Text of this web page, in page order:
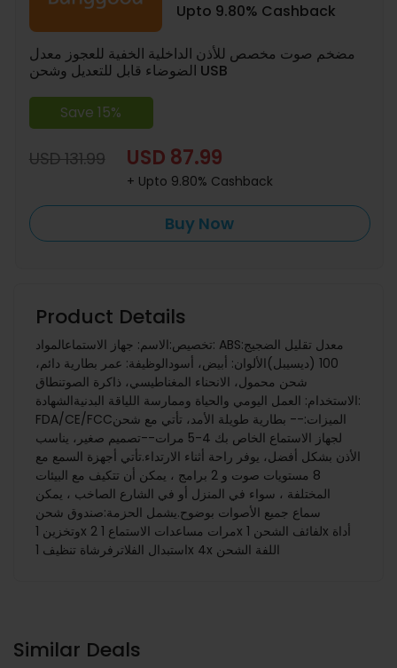
Upto 9.80% Cashback
مضخم صوت مخصص للأذن الداخلية الخفية للعجوز معدل
الضوضاء قابل للتعديل وشحن USB
Save 15%
USD 131.99 USD 87.99
+ Upto 9.80% Cashback
Buy Now
Product Details
تخصيص:الاسم: جهاز الاستماعالمواد: ABSمعدل تقليل الضجيج:
100 (ديسيبل)الألوان: أبيض، أسودالوظيفة: عمر بطارية دائم،
شحن محمول، الانحناء المغناطيسي، ذاكرة الصوتنطاق
الاستخدام: العمل اليومي والحياة وممارسة اللياقة البدنيةالشهادة:
FDA/CE/FCCالميزات:-- بطارية طويلة الأمد، تأتي مع شحن
لجهاز الاستماع الخاص بك 4-5 مرات--تصميم صغير، يناسب
الأذن بشكل أفضل، يوفر راحة أثناء الارتداء.تأتي أجهزة السمع مع
8 مستويات صوت و 2 برامج ، يمكن أن تتكيف مع البيئات
المختلفة ، سواء في المنزل أو في الشارع الصاخب ، يمكن
سماع جميع الأصوات بوضوح.يشمل الحزمة:صندوق شحن
وتخزين 1x 2 مرات مساعدات الاستماع 1x لفائف الشحن 1x أداة
استبدال الفلاترفرشاة تنظيف 1x 4x اللفة الشحن
Similar Deals